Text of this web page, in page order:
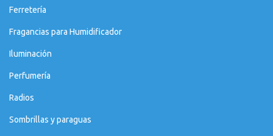
Ferretería
Fragancias para Humidificador
Iluminación
Perfumería
Radios
Sombrillas y paraguas